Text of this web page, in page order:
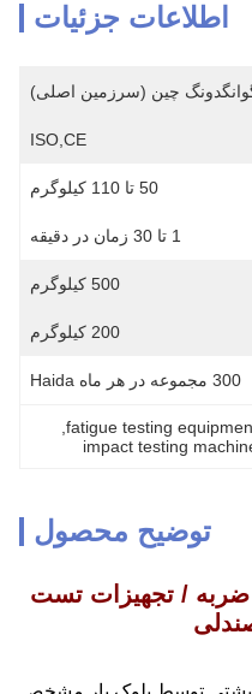
اطلاعات جزئیات
چین (سرزمین اصلی)
ISO,CE
50 تا 110 کیلوگرم
1 تا 30 زمان در دقیقه
500 کیلوگرم
200 کیلوگرم
300 مجموعه در هر ماه Haida
fatigue testing
impact testing
توضیح محصول
/ تجهیزات تست